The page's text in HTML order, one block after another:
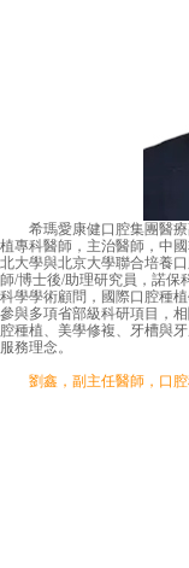
希瑪愛康健口腔集團醫療
植專科醫師，主治醫師，中
北大學與北京大學聯合培養
師/博士後/助理研究員，諾保
科學學術顧問，國際口腔種
參與多項省部級科研項目，
腔種植、美學修複、牙槽與
服務理念。
劉鑫，副主任醫師，口腔